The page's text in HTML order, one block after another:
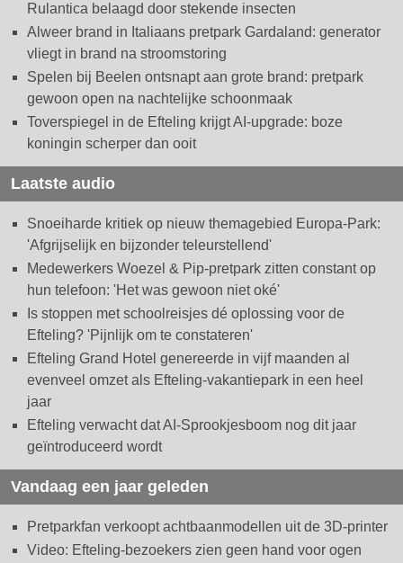
Rulantica belaagd door stekende insecten
Alweer brand in Italiaans pretpark Gardaland: generator
vliegt in brand na stroomstoring
Spelen bij Beelen ontsnapt aan grote brand: pretpark
gewoon open na nachtelijke schoonmaak
Toverspiegel in de Efteling krijgt AI-upgrade: boze
koningin scherper dan ooit
Laatste audio
Snoeiharde kritiek op nieuw themagebied Europa-Park:
'Afgrijselijk en bijzonder teleurstellend'
Medewerkers Woezel & Pip-pretpark zitten constant op
hun telefoon: 'Het was gewoon niet oké'
Is stoppen met schoolreisjes dé oplossing voor de
Efteling? 'Pijnlijk om te constateren'
Efteling Grand Hotel genereerde in vijf maanden al
evenveel omzet als Efteling-vakantiepark in een heel
jaar
Efteling verwacht dat AI-Sprookjesboom nog dit jaar
geïntroduceerd wordt
Vandaag een jaar geleden
Pretparkfan verkoopt achtbaanmodellen uit de 3D-printer
Video: Efteling-bezoekers zien geen hand voor ogen